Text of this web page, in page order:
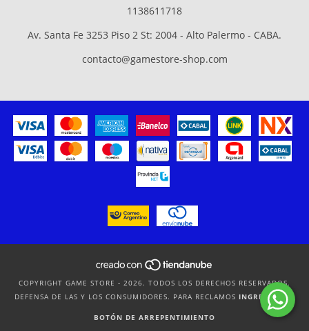
1138611718
Av. Santa Fe 3253 Piso 2 St: 2004 - Alto Palermo - CABA.
contacto@gamestore-shop.com
COPYRIGHT GAME STORE - 2026. TODOS LOS DERECHOS RESERVADOS.
DEFENSA DE LAS Y LOS CONSUMIDORES. PARA RECLAMOS INGRESÁ ACÁ.
BOTÓN DE ARREPENTIMIENTO